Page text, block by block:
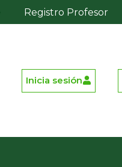
Registro Profesor
Inicia sesión